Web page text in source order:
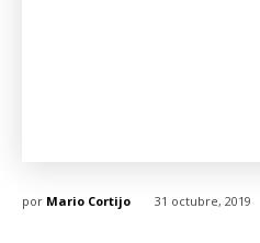
por Mario Cortijo 31 octubre, 2019